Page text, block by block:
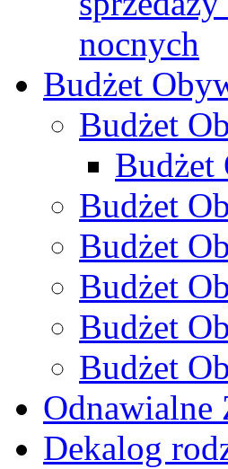
nocnych
Budżet
Budżet
Budżet
Budżet
Budżet
Budżet
Budżet
Budżet
Odnawialne
Dekalog